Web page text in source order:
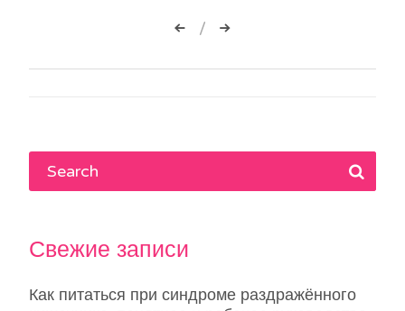
Навигация
по
Свежие записи
Как питаться при синдроме раздражённого